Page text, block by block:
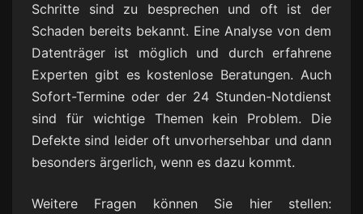
Schritte sind zu besprechen und oft ist der
Schaden bereits bekannt. Eine Analyse von dem
Datenträger ist möglich und durch erfahrene
Experten gibt es kostenlose Beratungen. Auch
Sofort-Termine oder der 24 Stunden-Notdienst
sind für wichtige Themen kein Problem. Die
Defekte sind leider oft unvorhersehbar und dann
besonders ärgerlich, wenn es dazu kommt.
Weitere Fragen können Sie hier stellen: